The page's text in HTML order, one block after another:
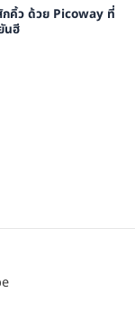
กคิ้ว ด้วย Picoway ที่
นฮี